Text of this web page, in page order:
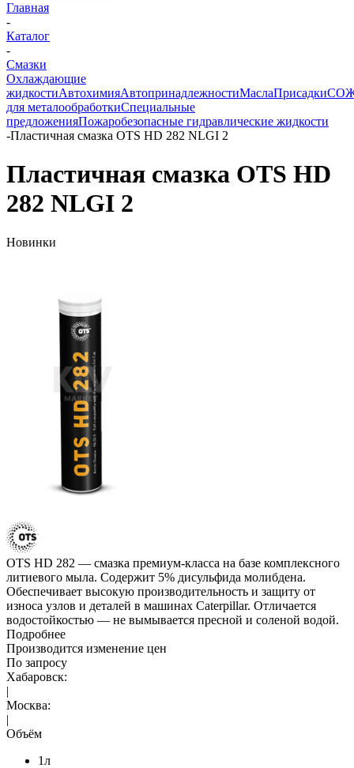
Главная
-
Каталог
-
Смазки
Охлаждающие
жидкостиАвтохимияАвтопринадлежностиМаслаПрисадки
для металообработкиСпециальные
предложенияПожаробезопасные гидравлические жидкости
-Пластичная смазка OTS HD 282 NLGI 2
Пластичная смазка OTS HD
282 NLGI 2
Новинки
OTS HD 282 — смазка премиум-класса на базе комплексного
литиевого мыла. Содержит 5% дисульфида молибдена.
Обеспечивает высокую производительность и защиту от
износа узлов и деталей в машинах Caterpillar. Отличается
водостойкостью — не вымывается пресной и соленой водой.
Подробнее
Производится изменение цен
По запросу
Хабаровск:
|
Москва:
|
Объём
1л